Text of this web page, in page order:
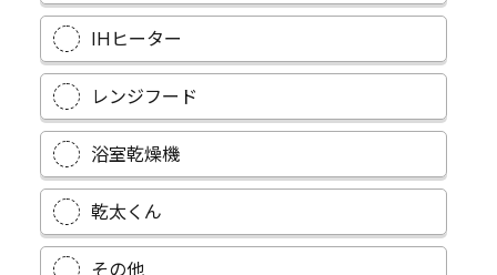
IHヒーター
レンジフード
浴室乾燥機
乾太くん
その他